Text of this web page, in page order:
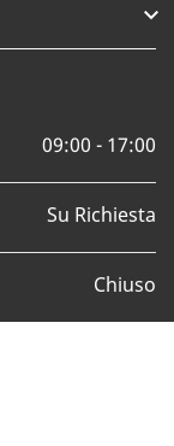

09:00 - 17:00
Su Richiesta
Chiuso